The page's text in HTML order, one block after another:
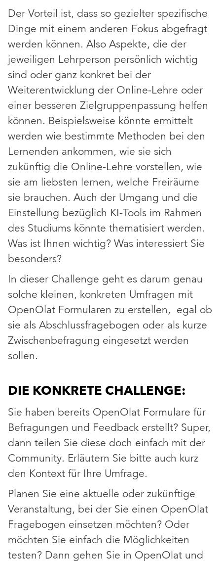
Der Vorteil ist, dass so gezielter spezifische
Dinge mit einem anderen Fokus abgefragt
werden können. Also Aspekte, die der
jeweiligen Lehrperson persönlich wichtig
sind oder ganz konkret bei der
Weiterentwicklung der Online-Lehre oder
einer besseren Zielgruppenpassung helfen
können. Beispielsweise könnte ermittelt
werden wie bestimmte Methoden bei den
Lernenden ankommen, wie sie sich
zukünftig die Online-Lehre vorstellen, wie
sie am liebsten lernen, welche Freiräume
sie brauchen. Auch der Umgang und die
Einstellung bezüglich KI-Tools im Rahmen
des Studiums könnte thematisiert werden.
Was ist Ihnen wichtig? Was interessiert Sie
besonders?
In dieser Challenge geht es darum genau
solche kleinen, konkreten Umfragen mit
OpenOlat Formularen zu erstellen, egal ob
sie als Abschlussfragebogen oder als kurze
Zwischenbefragung eingesetzt werden
sollen.
DIE KONKRETE CHALLENGE:
Sie haben bereits OpenOlat Formulare für
Befragungen und Feedback erstellt? Super,
dann teilen Sie diese doch einfach mit der
Community. Erläutern Sie bitte auch kurz
den Kontext für Ihre Umfrage.
Planen Sie eine aktuelle oder zukünftige
Veranstaltung, bei der Sie einen OpenOlat
Fragebogen einsetzen möchten? Oder
möchten Sie einfach die Möglichkeiten
testen? Dann gehen Sie in OpenOlat und